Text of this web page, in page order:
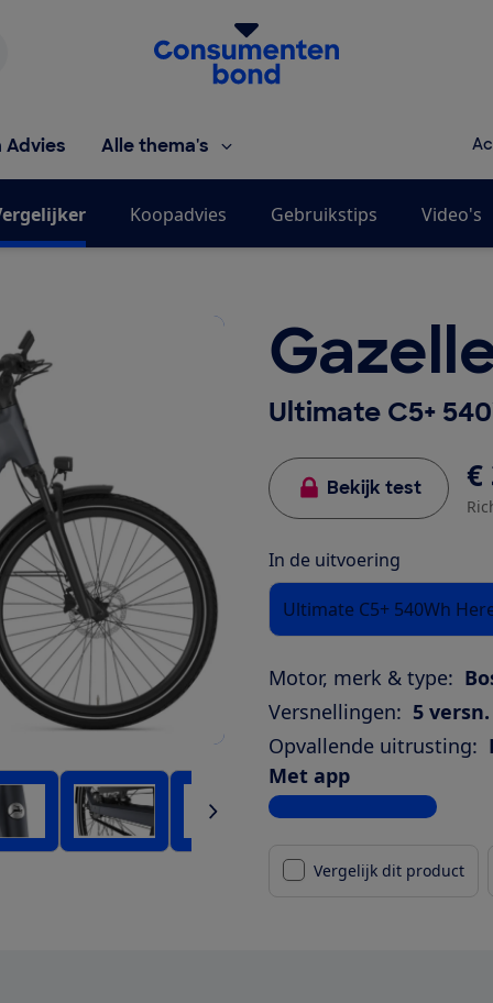
Homepage van de Consumentenbond
Advies Alle thema's
Koopadvies Gebruikstips Video's
Ultimate C5+
Bekijk test €
In de uitvoering
Ultimate C5+ 540Wh
Motor, merk & type:
Versnellingen: 5
Opvallende uitrusting:
Met app
Bekijk alle specificaties
Vergelijk dit product